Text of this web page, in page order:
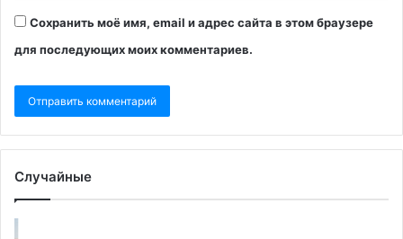
Сохранить моё имя, email и адрес сайта в этом браузере
для последующих моих комментариев.
Случайные